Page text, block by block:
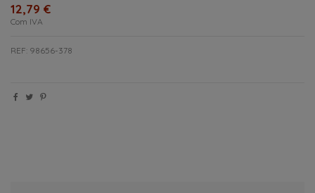
12,79 €
Com IVA
REF: 98656-378